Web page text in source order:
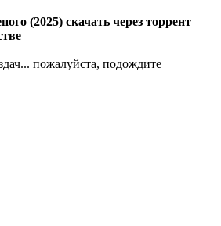
(2025) скачать через торрент
пожалуйста, подождите